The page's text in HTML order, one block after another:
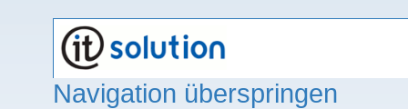
Navigation überspringen